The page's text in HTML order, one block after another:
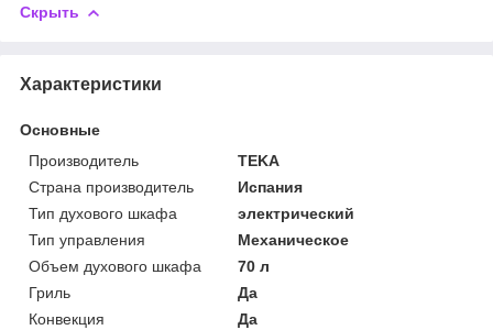
Скрыть
Характеристики
Основные
Производитель
TEKA
Страна производитель
Испания
Тип духового шкафа
электрический
Тип управления
Механическое
Объем духового шкафа
70 л
Гриль
Да
Конвекция
Да